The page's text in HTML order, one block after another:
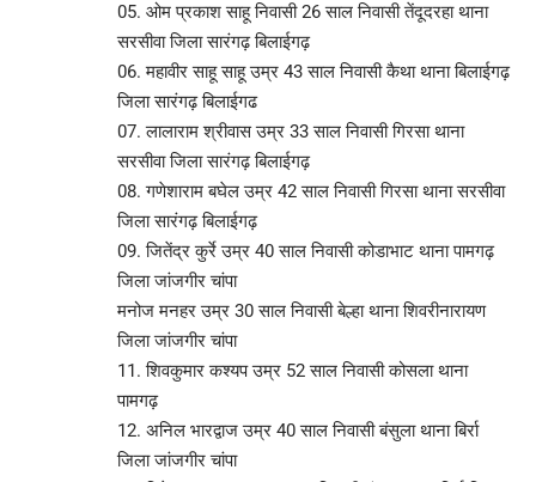
05. ओम प्रकाश साहू निवासी 26 साल निवासी तेंदूदरहा थाना
सरसीवा जिला सारंगढ़ बिलाईगढ़
06. महावीर साहू साहू उम्र 43 साल निवासी कैथा थाना बिलाईगढ़
जिला सारंगढ़ बिलाईगढ
07. लालाराम श्रीवास उम्र 33 साल निवासी गिरसा थाना
सरसीवा जिला सारंगढ़ बिलाईगढ़
08. गणेशाराम बघेल उम्र 42 साल निवासी गिरसा थाना सरसीवा
जिला सारंगढ़ बिलाईगढ़
09. जितेंद्र कुर्रे उम्र 40 साल निवासी कोडाभाट थाना पामगढ़
जिला जांजगीर चांपा
मनोज मनहर उम्र 30 साल निवासी बेल्हा थाना शिवरीनारायण
जिला जांजगीर चांपा
11. शिवकुमार कश्यप उम्र 52 साल निवासी कोसला थाना
पामगढ़
12. अनिल भारद्वाज उम्र 40 साल निवासी बंसुला थाना बिर्रा
जिला जांजगीर चांपा